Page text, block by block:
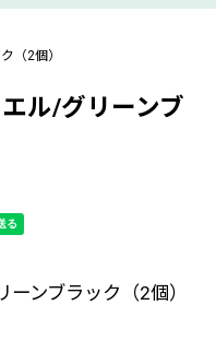
（2個）
ル/グリーンブ
ンブラック（2個）